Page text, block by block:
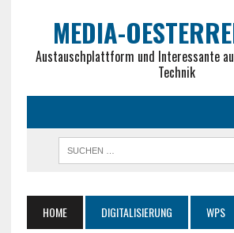
MEDIA-
Austauschplattform und Interessante
Technik
HOME DIGITALISIERUNG WPS